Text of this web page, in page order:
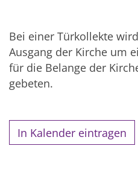
Bei einer Türkollekte
Ausgang der Kirche um
für die Belange der
gebeten.
In Kalender eintragen